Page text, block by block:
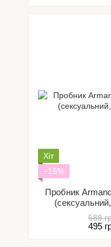
Хіт
−16%
Пробник
589
495